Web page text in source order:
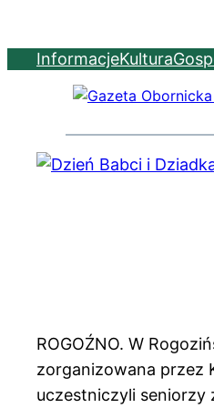
InformacjeKultura
ROGOŹNO. W
zorganizowana przez
uczestniczyli